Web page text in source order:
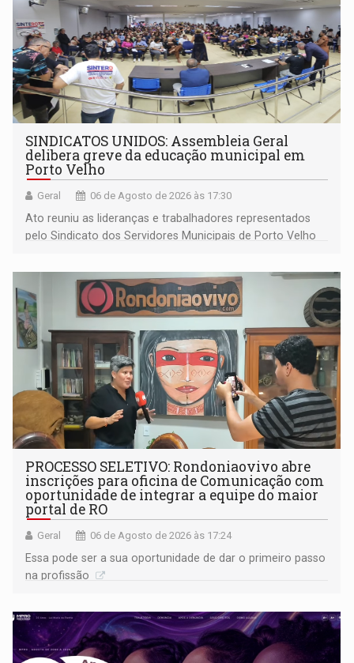
SINDICATOS UNIDOS: Assembleia Geral
delibera greve da educação municipal em
Porto Velho
Geral 06 de Agosto de 2026 às 17:30
Ato reuniu as lideranças e trabalhadores representados
pelo Sindicato dos Servidores Municipais de Porto Velho
PROCESSO SELETIVO: Rondoniaovivo abre
inscrições para oficina de Comunicação com
oportunidade de integrar a equipe do maior
portal de RO
Geral 06 de Agosto de 2026 às 17:24
Essa pode ser a sua oportunidade de dar o primeiro passo
na profissão